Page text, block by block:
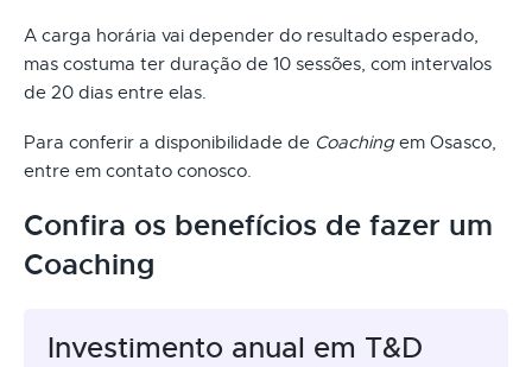
A carga horária vai depender do resultado esperado,
mas costuma ter duração de 10 sessões, com intervalos
de 20 dias entre elas.
Para conferir a disponibilidade de Coaching em Osasco,
entre em contato conosco.
Confira os benefícios de fazer um
Coaching
Investimento anual em T&D